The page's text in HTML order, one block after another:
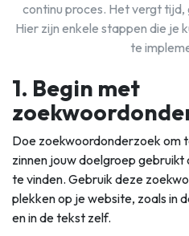
continu proces. Het vergt tijd,
Hier zijn enkele stappen die je
te
1. Begin met
Doe zoekwoordonderzoek om
zinnen jouw doelgroep
te vinden. Gebruik deze
plekken op je website, zoals in
en in de tekst zelf.